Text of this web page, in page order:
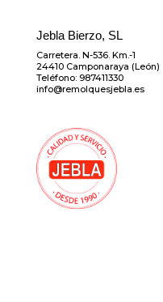
Jebla Bierzo, SL
Carretera. N-536. Km.-1
24410 Camponaraya (León)
Teléfono: 987411330
info@remolquesjebla.es